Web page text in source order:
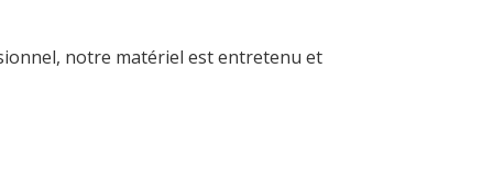
notre matériel est entretenu et